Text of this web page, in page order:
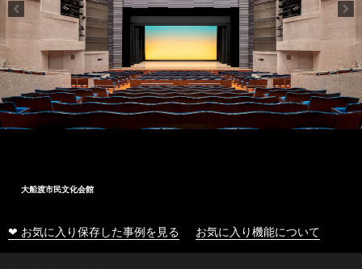
大船渡市民文化会館
❤ お気に入り保存した事例を見る お気に入り機能について